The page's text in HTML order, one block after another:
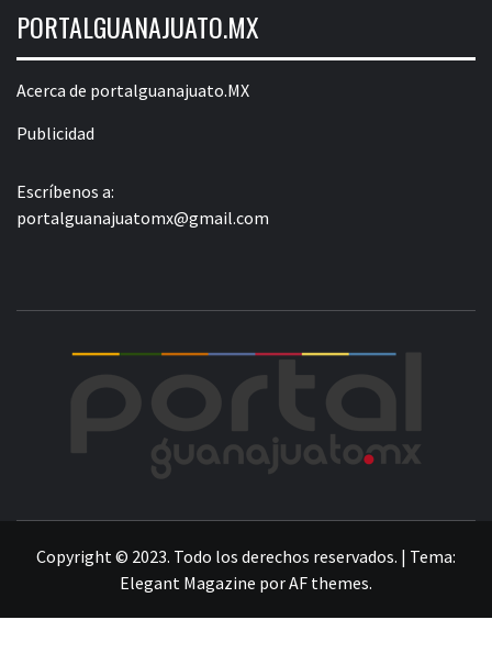
PORTALGUANAJUATO.MX
Acerca de portalguanajuato.MX
Publicidad
Escríbenos a:
portalguanajuatomx@gmail.com
Copyright © 2023. Todo los derechos reservados. | Tema:
Elegant Magazine porAF themes.